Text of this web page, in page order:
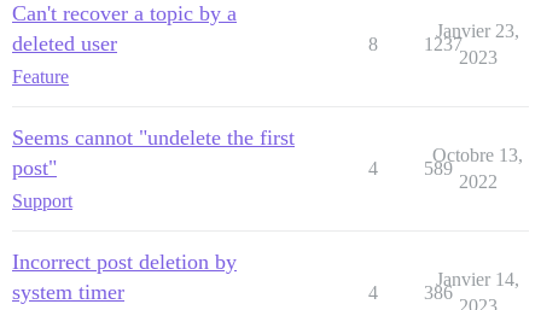
Can't recover a topic by a
deleted user
Feature
8 1237
Janvier 23,
2023
Seems cannot "undelete the first
post"
Support
4 589
Octobre 13,
2022
Incorrect post deletion by
system timer
4 386
Janvier 14,
2023